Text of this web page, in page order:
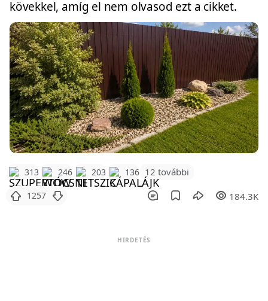
kövekkel, amíg el nem olvasod ezt a cikket.
313 246 203 136 12 további
1257 184.3K
HIRDETÉS